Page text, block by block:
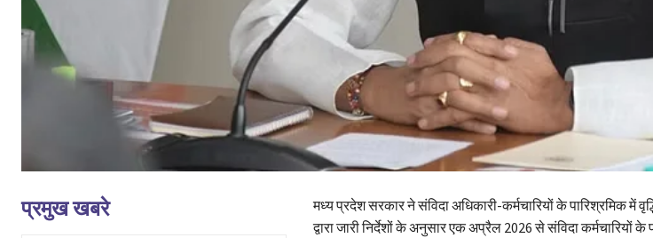
प्रमुख खबरे
मध्य प्रदेश सरकार ने संविदा अधिकारी-कर्मचारियों के पारिश्रमिक में
द्वारा जारी निर्देशों के अनुसार एक अप्रैल 2026 से संविदा कर्मचारियों के